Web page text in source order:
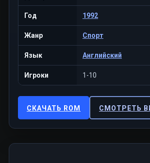
Год 1992
Жанр Спорт
Язык Английский
Игроки 1-10
СКАЧАТЬ ROM СМОТРЕТЬ